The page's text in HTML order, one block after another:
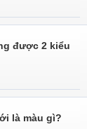
được 2 kiểu
là màu gì?